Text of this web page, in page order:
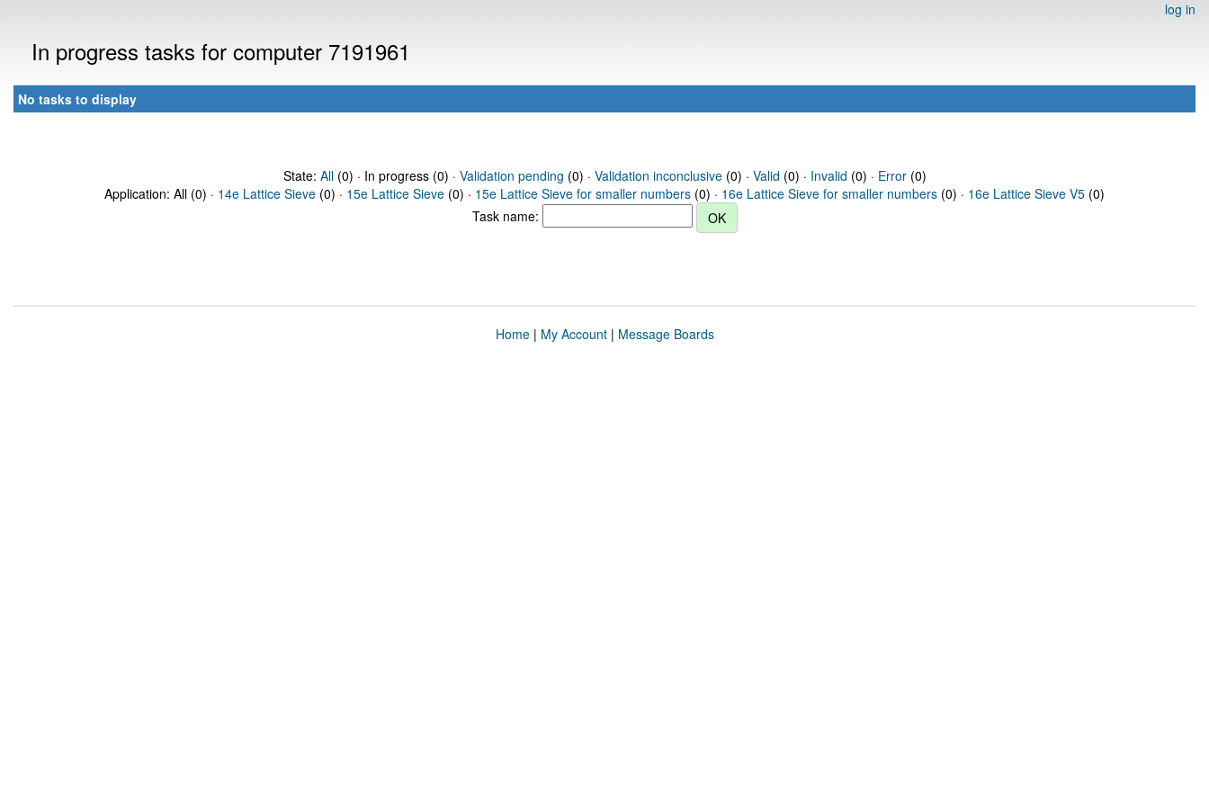
log in
In progress tasks for computer 7191961
No tasks to display
State: All(0) · In progress (0) · Validation pending (0) · Validation inconclusive(0) · Valid (0) · Invalid (0) · Error(0)
Application: All (0) · 14e Lattice Sieve (0) · 15e Lattice Sieve (0) · 15e Lattice Sieve for smaller numbers (0) · 16e Lattice Sieve for smaller numbers (0) · 16e Lattice Sieve V5 (0)
Task name:
Home| My Account| Message Boards